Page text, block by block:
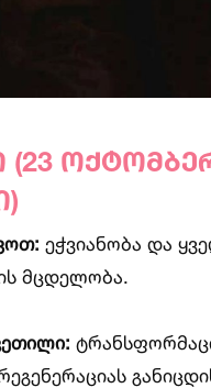
ეჭვიანობა და
მცდელობა.